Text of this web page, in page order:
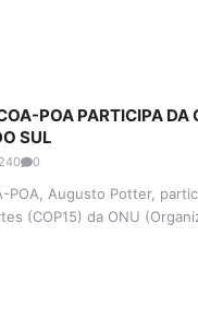
POA PARTICIPA DA
SUL
240 0
POA, Augusto Potter,
(COP15) da ONU